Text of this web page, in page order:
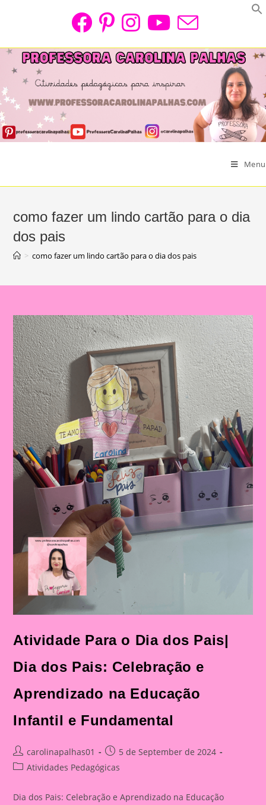
Menu
como fazer um lindo cartão para o dia
dos pais
> como fazer um lindo cartão para o dia dos pais
Atividade Para o Dia dos Pais|
Dia dos Pais: Celebração e
Aprendizado na Educação
Infantil e Fundamental
Post
author:
carolinapalhas01
Post
published:
5 de September de 2024
PostAtividades Pedagógicas
Dia dos Pais: Celebração e Aprendizado na Educação